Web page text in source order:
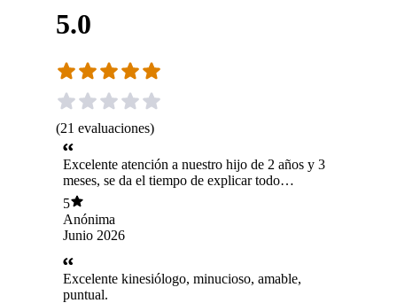
5.0
(21 evaluaciones)
Excelente atención a nuestro hijo de 2 años y 3
meses, se da el tiempo de explicar todo
relacionado a la patología, su evaluación,
tratamiento y educación ayudaron a que hoy
nuestro hijo se esté recuperando. Lo
recomendamos 100%, si necesitamos de
atención de kinesiología sin duda acudiremos a
él.
5
Anónima
Junio 2026
Excelente kinesiólogo, minucioso, amable,
puntual.